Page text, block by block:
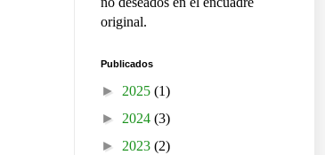
original.
Publicados
► 2025 (1)
► 2024 (3)
► 2023 (2)